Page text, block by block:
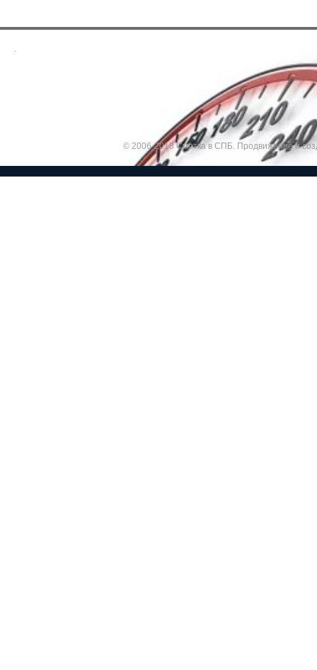
.
© 2006-2018 Смотка в СПБ. Продвижение и